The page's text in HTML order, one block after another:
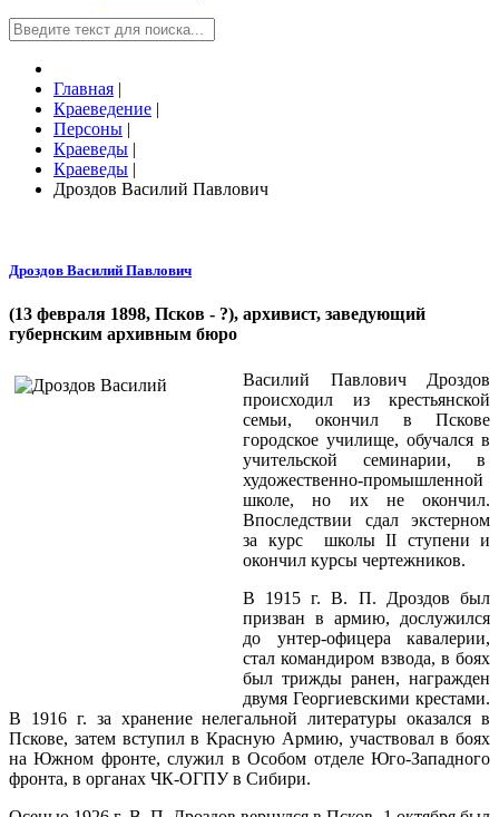
Главная |
Краеведение |
Персоны |
Краеведы |
Краеведы |
Дроздов Василий Павлович
Дроздов Василий Павлович
(13 февраля 1898, Псков - ?), архивист, заведующий
губернским архивным бюро
Василий Павлович Дроздов
происходил из крестьянской
семьи, окончил в Пскове
городское училище, обучался в
учительской семинарии, в
художественно-промышленной
школе, но их не окончил.
Впоследствии сдал экстерном
за курс школы II ступени и
окончил курсы чертежников.
В 1915 г. В. П. Дроздов был
призван в армию, дослужился
до унтер-офицера кавалерии,
стал командиром взвода, в боях
был трижды ранен, награжден
двумя Георгиевскими крестами.
В 1916 г. за хранение нелегальной литературы оказался в
Пскове, затем вступил в Красную Армию, участвовал в боях
на Южном фронте, служил в Особом отделе Юго-Западного
фронта, в органах ЧК-ОГПУ в Сибири.